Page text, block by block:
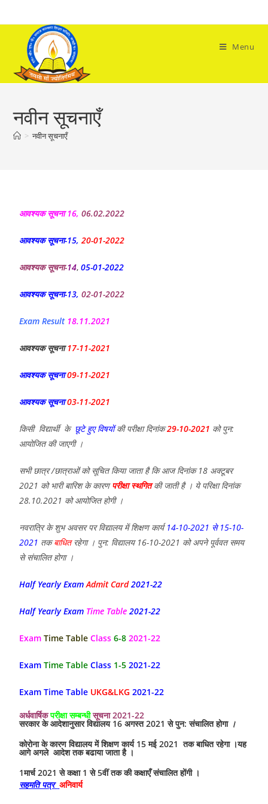
Menu
नवीन सूचनाएँ
> नवीन सूचनाएँ
आवश्यक सूचना 16, 06.02.2022
आवश्यक सूचना-15, 20-01-2022
आवश्यक सूचना-14,05-01-2022
आवश्यक सूचना-13, 02-01-2022
Exam Result 18.11.2021
आवश्यक सूचना 17-11-2021
आवश्यक सूचना 09-11-2021
आवश्यक सूचना03-11-2021
किसी विद्यार्थी के छूटे हुए विषयोंकी परीक्षा दिनांक29-10-2021 को पुन:
आयोजित की जाएगी ।
सभी छात्र /छात्राओं को सूचित किया जाता है कि आज दिनांक 18 अक्टूबर
2021 को भारी बारिश के कारणपरीक्षा स्थगित की जाती है । ये परिक्षा दिनांक
28.10.2021 को आयोजित होगी ।
नवरात्रि के शुभ अवसर पर विद्यालय में शिक्षण कार्य14-10-2021 से 15-10-
2021 तकबाधितरहेगा । पुन: विद्यालय 16-10-2021 को अपने पूर्ववत समय
से संचालित होगा ।
Half Yearly ExamAdmit Card2021-22
Half Yearly Exam Time Table 2021-22
ExamTime Table Class6-8 2021-22
ExamTime Table Class 1-52021-22
Exam Time Table UKG&LKG 2021-22
अर्धवार्षिकपरीक्षा सम्बन्धीसूचना 2021-22
सरकार के आदेशानुसार विद्यालय 16 अगस्त 2021 से पुन: संचालित होगा ।
कोरोना के कारण विद्यालय में शिक्षण कार्य 15 मई 2021 तक बाधित रहेगा ।यह
आगे अगले आदेश तक बढाया जाता है ।
1मार्च 2021 से कक्षा 1 से 5वीं तक की कक्षाएँ संचालित होंगी ।
सहमति पत्र अनिवार्य